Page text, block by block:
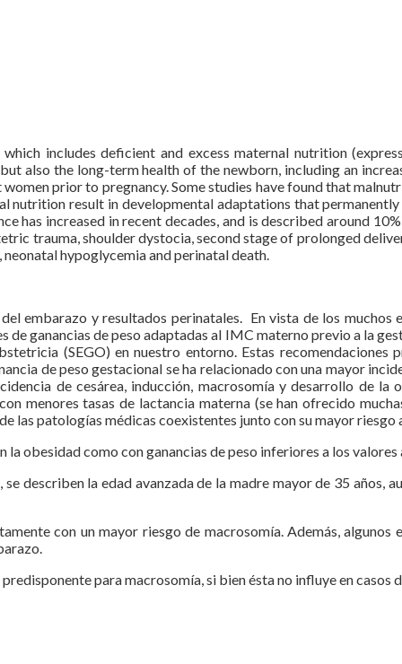
includes deficient and excess maternal nutrition
also the long-term health of the newborn, including an
prior to pregnancy. Some studies have found that
nutrition result in developmental adaptations that
has increased in recent decades, and is described around
trauma, shoulder dystocia, second stage of prolonged
hypoglycemia and perinatal death.
embarazo y resultados perinatales. En vista de los muchos
ganancias de peso adaptadas al IMC materno previo a la
(SEGO) en nuestro entorno. Estas recomendaciones
de peso gestacional se ha relacionado con una mayor
de cesárea, inducción, macrosomía y desarrollo de la
menores tasas de lactancia materna (se han ofrecido
las patologías médicas coexistentes junto con su mayor
obesidad como con ganancias de peso inferiores a los
describen la edad avanzada de la madre mayor de 35 años,
con un mayor riesgo de macrosomía. Además,
para macrosomía, si bien ésta no influye en casos